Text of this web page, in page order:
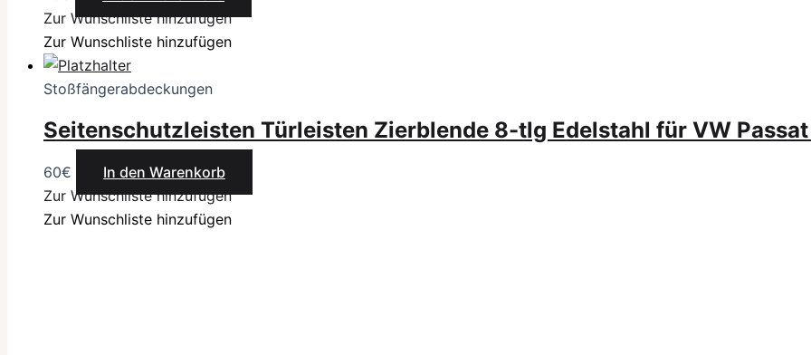
Zur Wunschliste hinzufügen
Zur Wunschliste hinzufügen
Stoßfängerabdeckungen
Seitenschutzleisten Türleisten Zierblende 8-tlg Edelstahl für VW
60€
In den Warenkorb
Zur Wunschliste hinzufügen
Zur Wunschliste hinzufügen